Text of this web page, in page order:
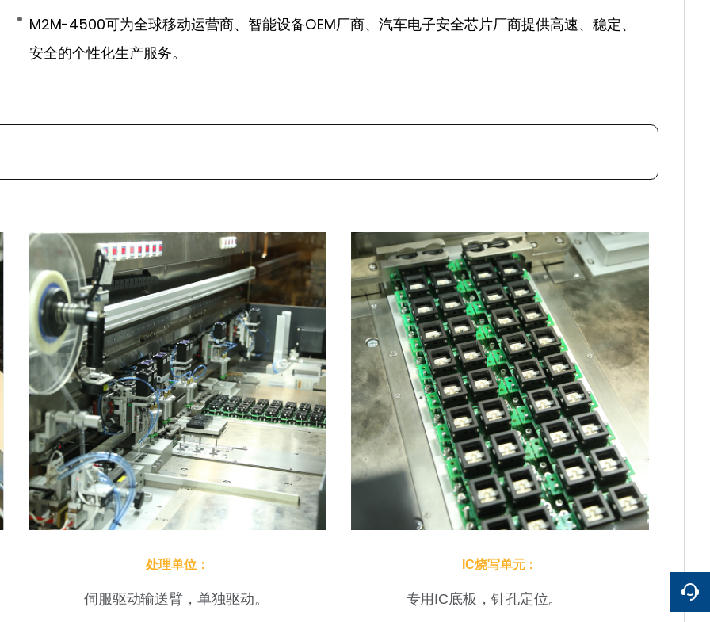
M2M-4500可为全球移动运营商、智能设备OEM厂商、汽车电子安全芯片厂商提供高速、稳定、
安全的个性化生产服务。
处理单位：
伺服驱动输送臂，单独驱动。
IC烧写单元：
专用IC底板，针孔定位。